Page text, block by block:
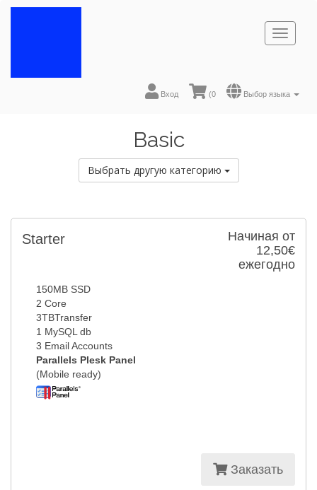
Toggle
Выбор языка
(0
Вход
Basic
Выбрать другую категорию
Начиная от
12,50€
ежегодно
Starter
150MB SSD
2 Core
3TBTransfer
1 MySQL db
3 Email Accounts
Parallels Plesk Panel
(Mobile ready)
Заказать